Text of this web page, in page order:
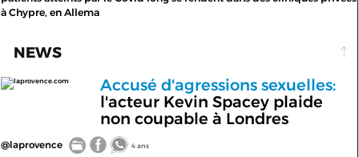
à Chypre, en Allema
NEWS
laprovence.com
Accusé d'agressions sexuelles:
l'acteur Kevin Spacey plaide
non coupable à Londres
@laprovence 4 ans